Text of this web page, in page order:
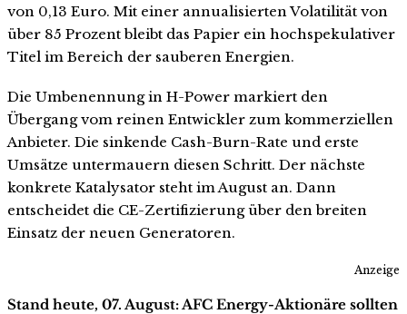
von 0,13 Euro. Mit einer annualisierten Volatilität von
über 85 Prozent bleibt das Papier ein hochspekulativer
Titel im Bereich der sauberen Energien.
Die Umbenennung in H-Power markiert den
Übergang vom reinen Entwickler zum kommerziellen
Anbieter. Die sinkende Cash-Burn-Rate und erste
Umsätze untermauern diesen Schritt. Der nächste
konkrete Katalysator steht im August an. Dann
entscheidet die CE-Zertifizierung über den breiten
Einsatz der neuen Generatoren.
Anzeige
Stand heute, 07. August: AFC Energy-Aktionäre sollten